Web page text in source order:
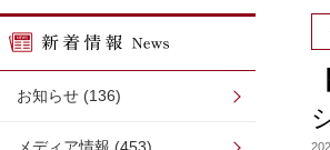
お知らせ (136)